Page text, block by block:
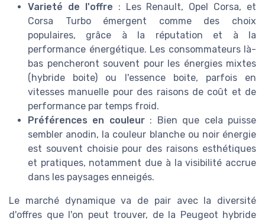
Varieté de l'offre : Les Renault, Opel Corsa, et
Corsa Turbo émergent comme des choix
populaires, grâce à la réputation et à la
performance énergétique. Les consommateurs là-
bas pencheront souvent pour les énergies mixtes
(hybride boite) ou l'essence boite, parfois en
vitesses manuelle pour des raisons de coût et de
performance par temps froid.
Préférences en couleur: Bien que cela puisse
sembler anodin, la couleur blanche ou noir énergie
est souvent choisie pour des raisons esthétiques
et pratiques, notamment due à la visibilité accrue
dans les paysages enneigés.
Le marché dynamique va de pair avec la diversité
d'offres que l'on peut trouver, de la Peugeot hybride